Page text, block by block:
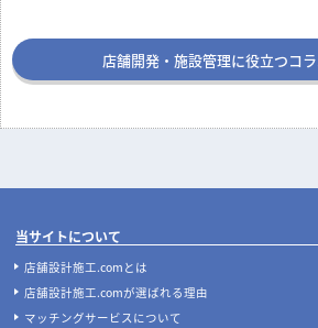
店舗開発・施設管理に役立つコ
当サイトについて
店舗設計施工.comとは
店舗設計施工.comが選ばれる理由
マッチングサービスについて